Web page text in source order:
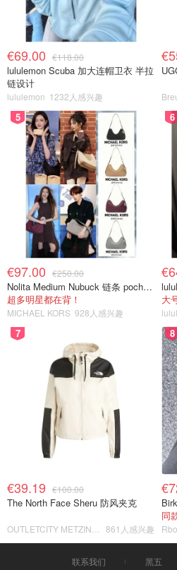
€69.00 €118.00
lululemon Scuba 加大连帽卫衣 半拉
链设计
lululemon 1232人感兴趣
5
€97.00 €250.00
Nolita Medium Nubuck 链条 pochette
超多明星都在背！
MICHAEL KORS 928人感兴趣
6
大
7
€39.19 €100.00
The North Face Sheru 防风夹克
861人感兴趣
8
同
联系我们 黑五